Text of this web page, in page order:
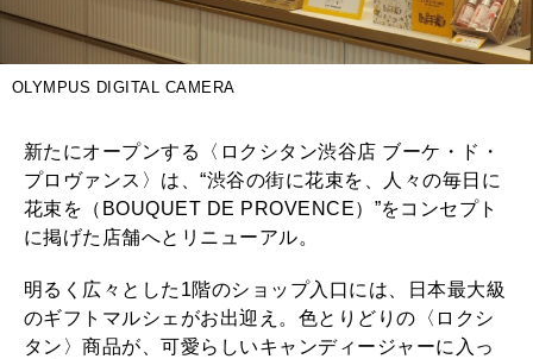
OLYMPUS DIGITAL CAMERA
新たにオープンする〈ロクシタン渋谷店 ブーケ・ド・
プロヴァンス〉は、“渋谷の街に花束を、人々の毎日に
花束を（BOUQUET DE PROVENCE）”をコンセプト
に掲げた店舗へとリニューアル。
明るく広々とした1階のショップ入口には、日本最大級
のギフトマルシェがお出迎え。色とりどりの〈ロクシ
タン〉商品が、可愛らしいキャンディージャーに入っ